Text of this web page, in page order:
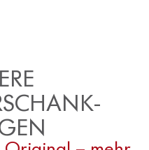
Original – mehr